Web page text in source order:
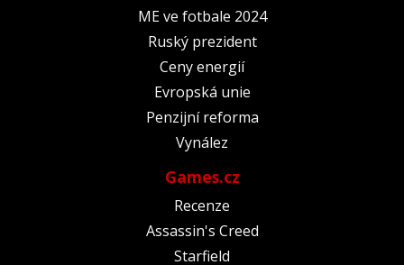
ME ve fotbale 2024
Ruský prezident
Ceny energií
Evropská unie
Penzijní reforma
Vynález
Games.cz
Recenze
Assassin's Creed
Starfield